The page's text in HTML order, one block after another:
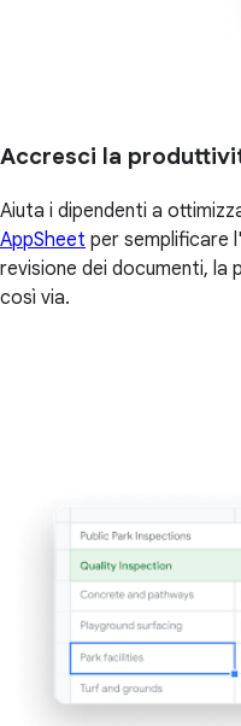
Accresci la
Aiuta i dipendenti a
AppSheet per semplificare
revisione dei documenti, la
così via.